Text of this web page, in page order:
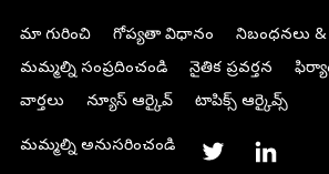
మా గురించి గోప్యతా విధానం
నిబంధనలు &
మమ్మల్ని సంప్రదించండి
నైతిక ప్రవర్తన
వార్తలు
న్యూస్ ఆర్కైవ్ టాపిక్స్ ఆర్కైవ్స్
మమ్మల్ని అనుసరించండి